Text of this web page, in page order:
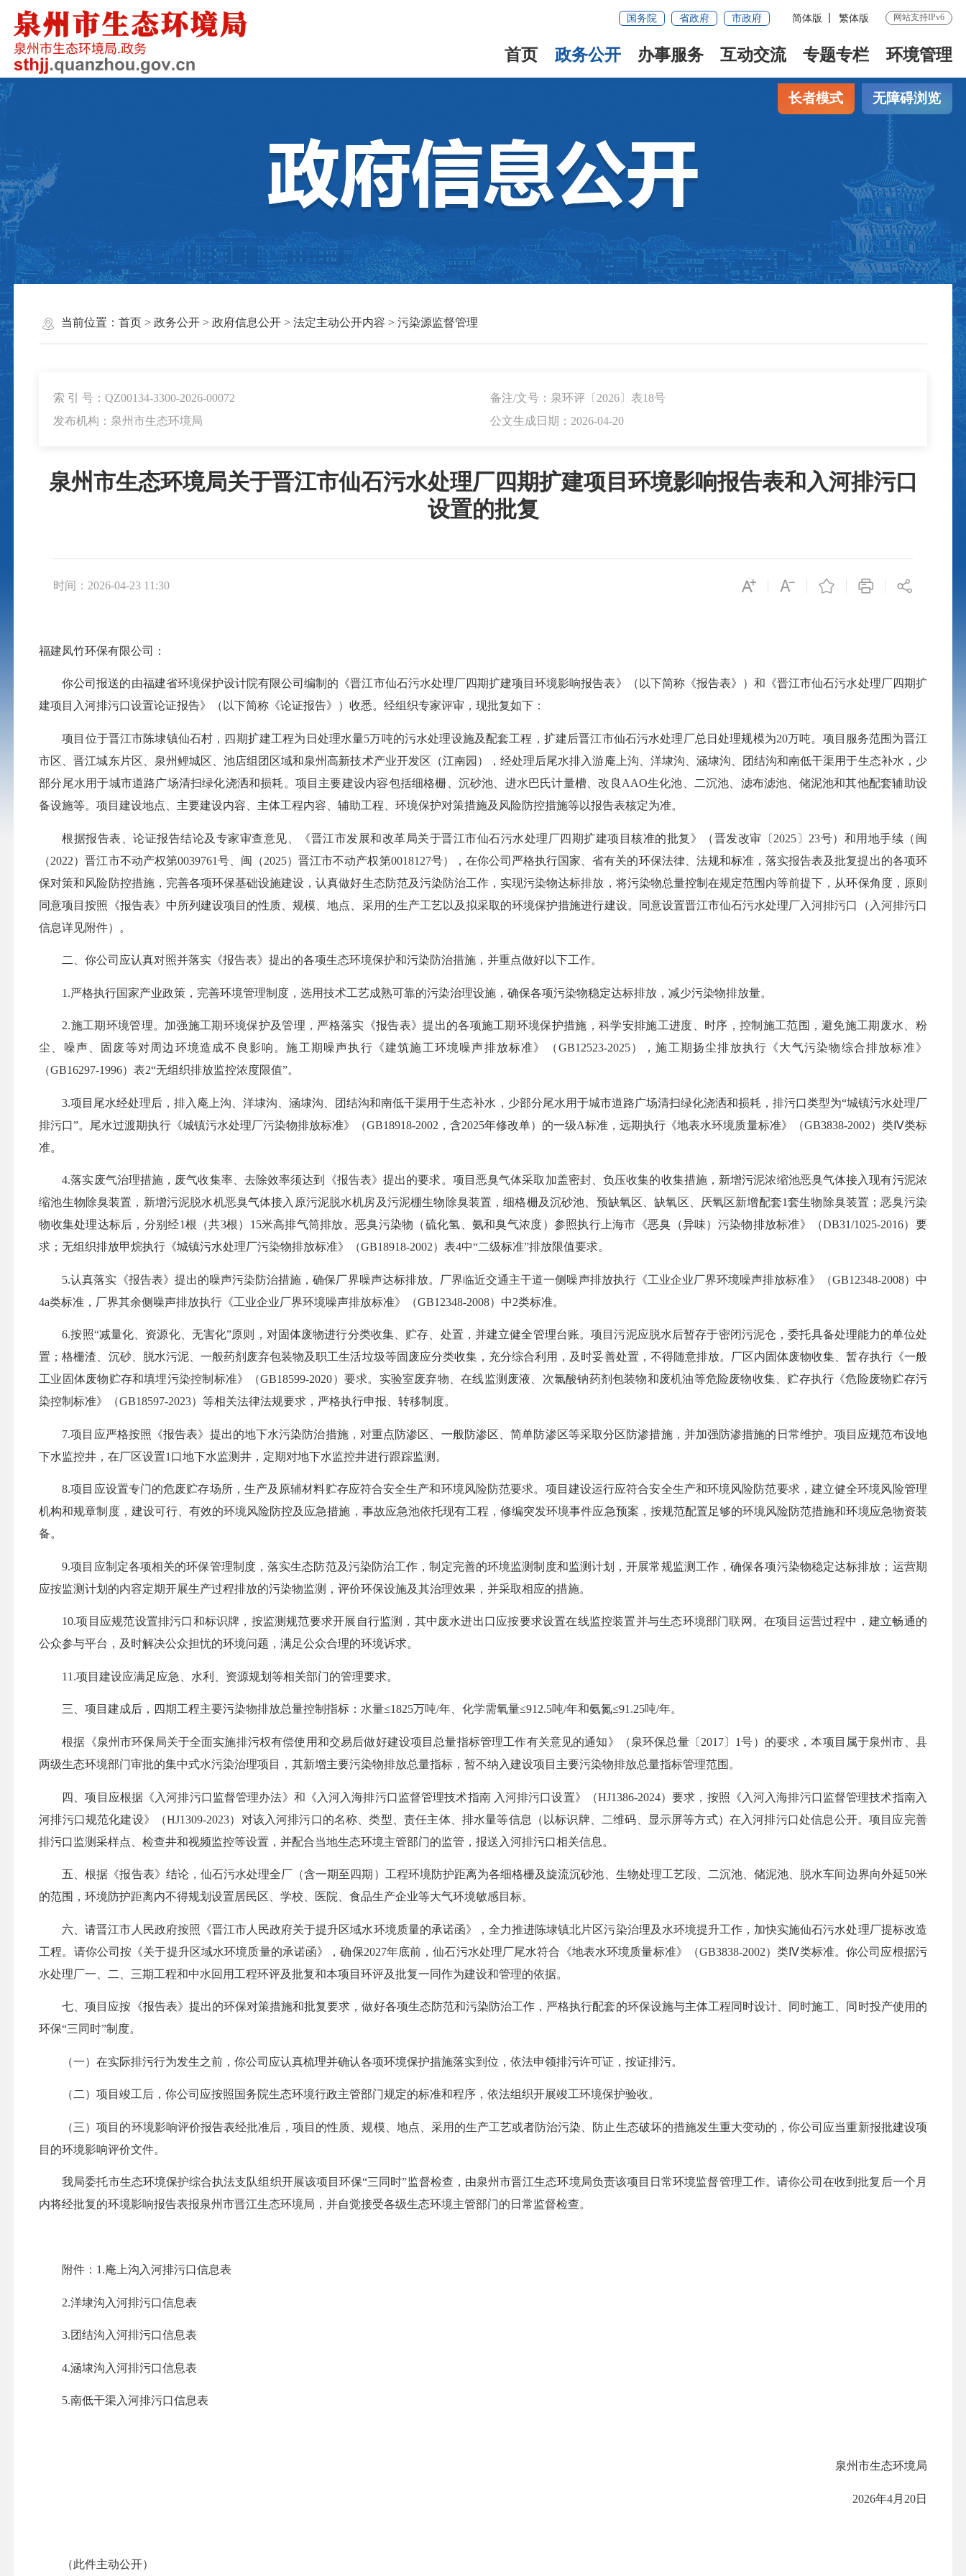
国务院 省政府 市政府 简体版 繁体版 网站支持IPv6
首页 政务公开 办事服务 互动交流 专题专栏 环境管理
长者模式 无障碍浏览
当前位置： 首页> 政务公开> 政府信息公开> 法定主动公开内容 > 污染源监督管理
索 引 号：QZ00134-3300-2026-00072
备注/文号：泉环评〔2026〕表18号
发布机构：泉州市生态环境局
公文生成日期：2026-04-20
泉州市生态环境局关于晋江市仙石污水处理厂四期扩建项目环境影响报告表和入河排污口
设置的批复
时间：2026-04-23 11:30
福建凤竹环保有限公司：
你公司报送的由福建省环境保护设计院有限公司编制的《晋江市仙石污水处理厂四期扩建项目环境影响报告表》（以下简称《报告表》）和《晋江市仙石污水处理厂四期扩
建项目入河排污口设置论证报告》（以下简称《论证报告》）收悉。经组织专家评审，现批复如下：
项目位于晋江市陈埭镇仙石村，四期扩建工程为日处理水量5万吨的污水处理设施及配套工程，扩建后晋江市仙石污水处理厂总日处理规模为20万吨。项目服务范围为晋江
市区、晋江城东片区、泉州鲤城区、池店组团区域和泉州高新技术产业开发区（江南园），经处理后尾水排入游庵上沟、洋埭沟、涵埭沟、团结沟和南低干渠用于生态补水，少
部分尾水用于城市道路广场清扫绿化浇洒和损耗。项目主要建设内容包括细格栅、沉砂池、进水巴氏计量槽、改良AAO生化池、二沉池、滤布滤池、储泥池和其他配套辅助设
备设施等。项目建设地点、主要建设内容、主体工程内容、辅助工程、环境保护对策措施及风险防控措施等以报告表核定为准。
根据报告表、论证报告结论及专家审查意见、《晋江市发展和改革局关于晋江市仙石污水处理厂四期扩建项目核准的批复》 （晋发改审〔2025〕23号） 和用地手续（闽
（2022）晋江市不动产权第0039761号、闽（2025）晋江市不动产权第0018127号），在你公司严格执行国家、省有关的环保法律、法规和标准，落实报告表及批复提出的各项环
保对策和风险防控措施，完善各项环保基础设施建设，认真做好生态防范及污染防治工作，实现污染物达标排放，将污染物总量控制在规定范围内等前提下，从环保角度，原则
同意项目按照《报告表》中所列建设项目的性质、规模、地点、采用的生产工艺以及拟采取的环境保护措施进行建设。
同意设置晋江市仙石污水处理厂入河排污口（入河排污口
信息详见附件）。
二、你公司应认真对照并落实《报告表》提出的各项生态环境保护和污染防治措施，并重点做好以下工作。
1.严格执行国家产业政策，完善环境管理制度，选用技术工艺成熟可靠的污染治理设施，确保各项污染物稳定达标排放，减少污染物排放量。
2.施工期环境管理。加强施工期环境保护及管理，严格落实《报告表》提出的各项施工期环境保护措施，科学安排施工进度、时序，控制施工范围，避免施工期废水、粉
尘、噪声、固废等对周边环境造成不良影响。施工期噪声执行《建筑施工环境噪声排放标准》（GB12523-2025），施工期扬尘排放执行《大气污染物综合排放标准》
（GB16297-1996）表2“无组织排放监控浓度限值”。
3.项目尾水经处理后，排入庵上沟、洋埭沟、涵埭沟、团结沟和南低干渠用于生态补水，少部分尾水用于城市道路广场清扫绿化浇洒和损耗，排污口类型为“城镇污水处理厂
排污口”。尾水过渡期执行《城镇污水处理厂污染物排放标准》（GB18918-2002，含2025年修改单）的一级A标准，远期执行《地表水环境质量标准》（GB3838-2002）类Ⅳ类标
准。
4.落实废气治理措施，废气收集率、去除效率须达到《报告表》提出的要求。项目恶臭气体采取加盖密封、负压收集的收集措施，新增污泥浓缩池恶臭气体接入现有污泥浓
缩池生物除臭装置，新增污泥脱水机恶臭气体接入原污泥脱水机房及污泥棚生物除臭装置，细格栅及沉砂池、预缺氧区、缺氧区、
厌氧区新增配套1套生物除臭装置；恶臭污染
物收集处理达标后，分别经1根（共3根）15米高排气筒排放。恶臭污染物（硫化氢、氨和臭气浓度）参照执行上海市《恶臭 （异味） 污染物排放标准》 （DB31/1025-2016） 要
求；无组织排放甲烷执行《城镇污水处理厂污染物排放标准》
（GB18918-2002）表4中“二级标准”排放限值要求。
5.认真落实《报告表》提出的噪声污染防治措施，确保厂界噪声达标排放。厂界临近交通主干道一侧噪声排放执行《工业企业厂界环境噪声排放标准》（GB12348-2008）中
4a类标准，厂界其余侧噪声排放执行《工业企业厂界环境噪声排放标准》（GB12348-2008）中2类标准。
6.按照“减量化、资源化、无害化”原则，对固体废物进行分类收集、贮存、处置，并建立健全管理台账。项目污泥应脱水后暂存于密闭污泥仓，委托具备处理能力的单位处
置；格栅渣、沉砂、脱水污泥、一般药剂废弃包装物及职工生活垃圾等固废应分类收集，充分综合利用，及时妥善处置，不得随意排放。厂区内固体废物收集、暂存执行《一般
工业固体废物贮存和填埋污染控制标准》（GB18599-2020）要求。实验室废弃物、在线监测废液、次氯酸钠药剂包装物和废机油等危险废物收集、贮存执行《危险废物贮存污
染控制标准》
（GB18597-2023）等相关法律法规要求，严格执行申报、转移制度。
7.项目应严格按照《报告表》提出的地下水污染防治措施，对重点防渗区、一般防渗区、简单防渗区等采取分区防渗措施，并加强防渗措施的日常维护。项目应规范布设地
下水监控井，在厂区设置1口地下水监测井，定期对地下水监控井进行跟踪监测。
8.项目应设置专门的危废贮存场所，生产及原辅材料贮存应符合安全生产和环境风险防范要求。项目建设运行应符合安全生产和环境风险防范要求，建立健全环境风险管理
机构和规章制度，建设可行、 有效的环境风险防控及应急措施，事故应急池依托现有工程，修编突发环境事件应急预案，按规范配置足够的环境风险防范措施和环境应急物资装
备。
9.项目应制定各项相关的环保管理制度，落实生态防范及污染防治工作，制定完善的环境监测制度和监测计划，开展常规监测工作，确保各项污染物稳定达标排放；运营期
应按监测计划的内容定期开展生产过程排放的污染物监测，评价环保设施及其治理效果，并采取相应的措施。
10.项目应规范设置排污口和标识牌，按监测规范要求开展自行监测，其中废水进出口应按要求设置在线监控装置并与生态环境部门联网。在项目运营过程中，建立畅通的
公众参与平台，及时解决公众担忧的环境问题，满足公众合理的环境诉求。
11.项目建设应满足应急、水利、资源规划等相关部门的管理要求。
三、项目建成后，四期工程主要污染物排放总量控制指标：水量≤1825万吨/年、化学需氧量≤912.5吨/年和氨氮≤91.25吨/年。
根据《泉州市环保局关于全面实施排污权有偿使用和交易后做好建设项目总量指标管理工作有关意见的通知》 （泉环保总量〔2017〕1号） 的要求，本项目属于泉州市、县
两级生态环境部门审批的集中式水污染治理项目，其新增主要污染物排放总量指标，暂不纳入建设项目主要污染物排放总量指标管理范围。
四、项目应根据《入河排污口监督管理办法》和《入河入海排污口监督管理技术指南 入河排污口设置》（HJ1386-2024）要求，按照《入河入海排污口监督管理技术指南入
河排污口规范化建设》（HJ1309-2023）对该入河排污口的名称、类型、责任主体、排水量等信息（以标识牌、二维码、显示屏等方式）在入河排污口处信息公开。项目应完善
排污口监测采样点、检查井和视频监控等设置，并配合当地生态环境主管部门的监管，报送入河排污口相关信息。
五、根据《报告表》结论，仙石污水处理全厂（含一期至四期 ） 工程环境防护距离为各细格栅及旋流沉砂池、生物处理工艺段、二沉池、储泥池、脱水车间边界向外延50米
的范围，环境防护距离内不得规划设置居民区、学校、医院、食品生产企业等大气环境敏感目标。
六、请晋江市人民政府按照《晋江市人民政府关于提升区域水环境质量的承诺函》，全力推进陈埭镇北片区污染治理及水环境提升工作，加快实施仙石污水处理厂提标改造
工程。请你公司按《关于提升区域水环境质量的承诺函》，确保2027年底前，仙石污水处理厂尾水符合《地表水环境质量标准》（GB3838-2002）类Ⅳ类标准。你公司应根据污
水处理厂一、二、三期工程和中水回用工程环评及批复和本项目环评及批复一同作为建设和管理的依据。
七、项目应按《报告表》提出的环保对策措施和批复要求，做好各项生态防范和污染防治工作，严格执行配套的环保设施与主体工程同时设计、同时施工、同时投产使用的
环保“三同时”制度。
（一）在实际排污行为发生之前，你公司应认真梳理并确认各项环境保护措施落实到位，依法申领排污许可证，按证排污。
（二）项目竣工后，你公司应按照国务院生态环境行政主管部门规定的标准和程序，依法组织开展竣工环境保护验收。
（三）项目的环境影响评价报告表经批准后，项目的性质、规模、地点、采用的生产工艺或者防治污染、防止生态破坏的措施发生重大变动的，你公司应当重新报批建设项
目的环境影响评价文件。
我局委托市生态环境保护综合执法支队组织开展该项目环保“三同时”监督检查，由泉州市晋江生态环境局负责该项目日常环境监督管理工作。请你公司在收到批复后一个月
内将经批复的环境影响报告表报泉州市晋江生态环境局，并自觉接受各级生态环境主管部门的日常监督检查。
附件： 1.庵上沟入河排污口信息表
2.洋埭沟入河排污口信息表
3.团结沟入河排污口信息表
4.涵埭沟入河排污口信息表
5.南低干渠入河排污口信息表
泉州市生态环境局
2026年4月 20日
（此件主动公开）